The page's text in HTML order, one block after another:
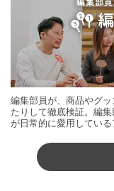
編集部員が、商品やグ
たりして徹底検証。編
が日常的に愛用している